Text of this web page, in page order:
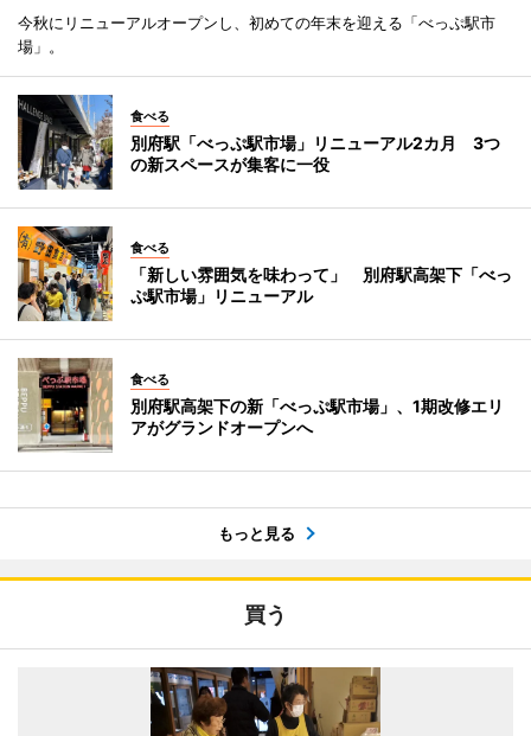
今秋にリニューアルオープンし、初めての年末を迎える「べっぷ駅市
場」。
食べる
別府駅「べっぷ駅市場」リニューアル2カ月 3つ
の新スペースが集客に一役
食べる
「新しい雰囲気を味わって」 別府駅高架下「べっ
ぷ駅市場」リニューアル
食べる
別府駅高架下の新「べっぷ駅市場」、1期改修エリ
アがグランドオープンへ
もっと見る
買う